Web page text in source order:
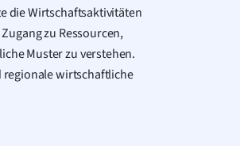
die Wirtschaftsaktivitäten
zu Ressourcen,
Muster zu verstehen.
regionale wirtschaftliche